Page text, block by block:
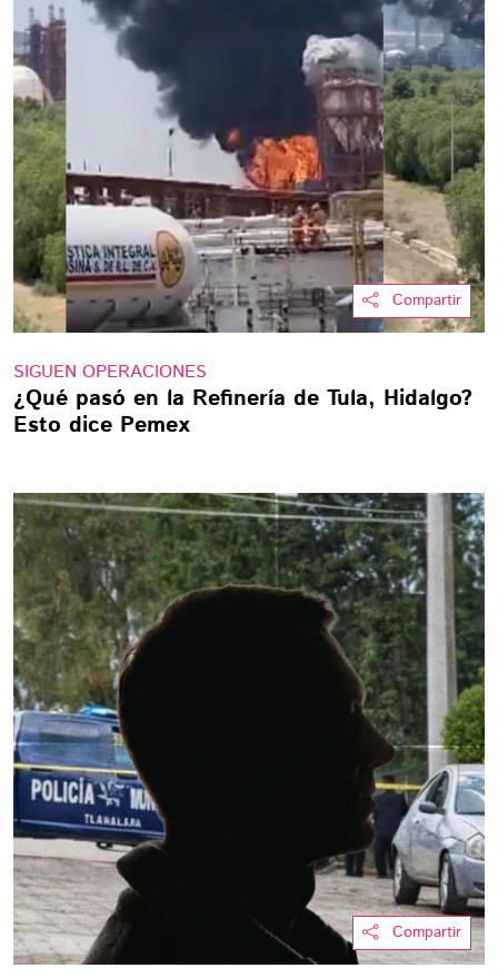
Compartir
SIGUEN OPERACIONES
¿Qué pasó en la Refinería de Tula, Hidalgo?
Esto dice Pemex
Compartir